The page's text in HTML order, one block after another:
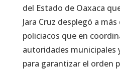
del Estado de Oaxaca
Jara Cruz desplegó a
policiacos que en
autoridades municipales
para garantizar el orden